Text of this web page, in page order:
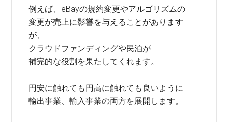
例えば、eBayの規約変更やアルゴリズムの
変更が売上に影響を与えることがあります
が、
クラウドファンディングや民泊が
補完的な役割を果たしてくれます。
円安に触れても円高に触れても良いように
輸出事業、輸入事業の両方を展開します。